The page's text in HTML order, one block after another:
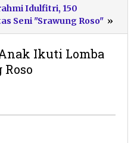
Idulfitri, 150
Seni "Srawung Roso" »
Ikuti Lomba